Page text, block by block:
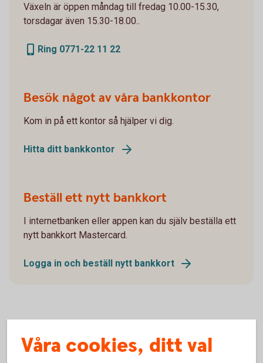
Växeln är öppen måndag till fredag 10.00-15.30,
torsdagar även 15.30-18.00..
Ring 0771-22 11 22
Besök något av våra bankkontor
Kom in på ett kontor så hjälper vi dig.
Hitta ditt bankkontor
Beställ ett nytt bankkort
I internetbanken eller appen kan du själv beställa ett
nytt bankkort Mastercard.
Logga in och beställ nytt bankkort
Så gör du för att ringa Kundcenter
Våra cookies, ditt val